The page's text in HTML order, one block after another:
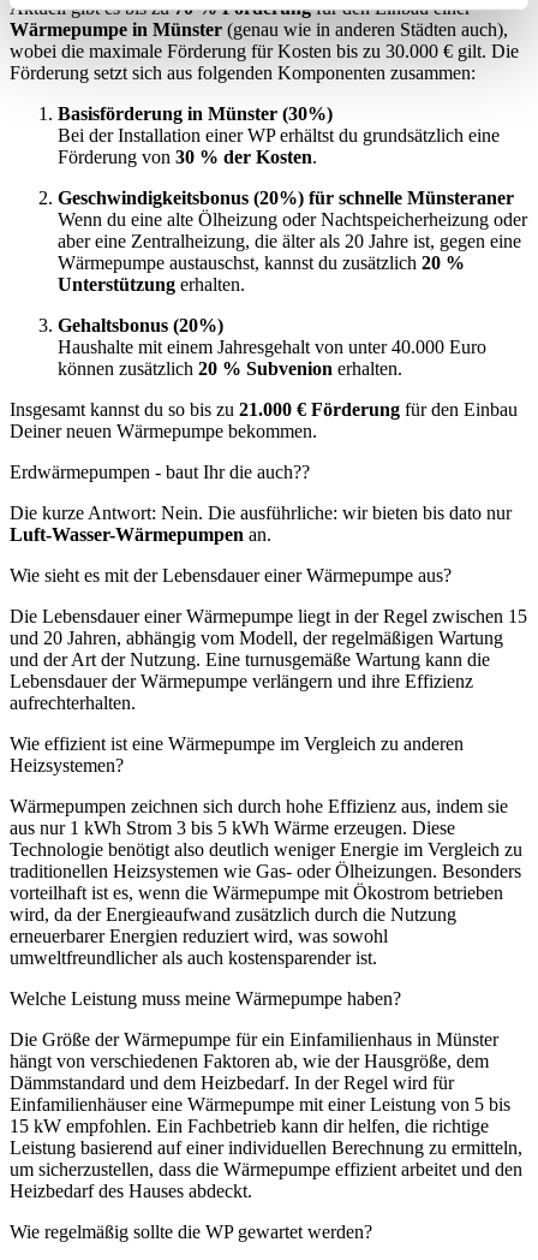
Aktuell gibt es bis zu70 % Förderungfür den Einbau einer
Wärmepumpe in Münster (genau wie in anderen Städten auch),
wobei die maximale Förderung für Kosten bis zu 30.000 € gilt. Die
Förderung setzt sich aus folgenden Komponenten zusammen:
Basisförderung in Münster (30%)
Bei der Installation einer WP erhältst du grundsätzlich eine
Förderung von 30 % der Kosten.
Geschwindigkeitsbonus (20%) für schnelle Münsteraner
Wenn du eine alte Ölheizung oder Nachtspeicherheizung oder
aber eine Zentralheizung, die älter als 20 Jahre ist, gegen eine
Wärmepumpe austauschst, kannst du zusätzlich 20 %
Unterstützung erhalten.
Gehaltsbonus (20%)
Haushalte mit einem Jahresgehalt von unter 40.000 Euro
können zusätzlich 20 % Subvenion erhalten.
Insgesamt kannst du so bis zu 21.000 € Förderung für den Einbau
Deiner neuen Wärmepumpe bekommen.
Erdwärmepumpen - baut Ihr die auch??
Die kurze Antwort: Nein. Die ausführliche: wir bieten bis dato nur
Luft-Wasser-Wärmepumpen an.
Wie sieht es mit der Lebensdauer einer Wärmepumpe aus?
Die Lebensdauer einer Wärmepumpe liegt in der Regel zwischen 15
und 20 Jahren, abhängig vom Modell, der regelmäßigen Wartung
und der Art der Nutzung. Eine turnusgemäße Wartung kann die
Lebensdauer der Wärmepumpe verlängern und ihre Effizienz
aufrechterhalten.
Wie effizient ist eine Wärmepumpe im Vergleich zu anderen
Heizsystemen?
Wärmepumpen zeichnen sich durch hohe Effizienz aus, indem sie
aus nur 1 kWh Strom 3 bis 5 kWh Wärme erzeugen. Diese
Technologie benötigt also deutlich weniger Energie im Vergleich zu
traditionellen Heizsystemen wie Gas- oder Ölheizungen. Besonders
vorteilhaft ist es, wenn die Wärmepumpe mit Ökostrom betrieben
wird, da der Energieaufwand zusätzlich durch die Nutzung
erneuerbarer Energien reduziert wird, was sowohl
umweltfreundlicher als auch kostensparender ist.
Welche Leistung muss meine Wärmepumpe haben?
Die Größe der Wärmepumpe für ein Einfamilienhaus in Münster
hängt von verschiedenen Faktoren ab, wie der Hausgröße, dem
Dämmstandard und dem Heizbedarf. In der Regel wird für
Einfamilienhäuser eine Wärmepumpe mit einer Leistung von 5 bis
15 kW empfohlen. Ein Fachbetrieb kann dir helfen, die richtige
Leistung basierend auf einer individuellen Berechnung zu ermitteln,
um sicherzustellen, dass die Wärmepumpe effizient arbeitet und den
Heizbedarf des Hauses abdeckt.
Wie regelmäßig sollte die WP gewartet werden?